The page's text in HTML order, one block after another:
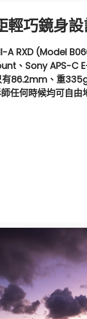
輕巧鏡身
RXD (Model
、Sony APS-C
86.2mm、重
任何時候均可自